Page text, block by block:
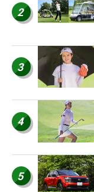
2
3
4
5